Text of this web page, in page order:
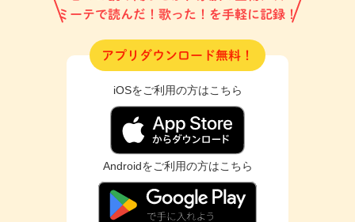
ミーテで読んだ！歌った！を手軽に記録！
アプリダウンロード無料！
iOSをご利用の方はこちら
Androidをご利用の方はこちら